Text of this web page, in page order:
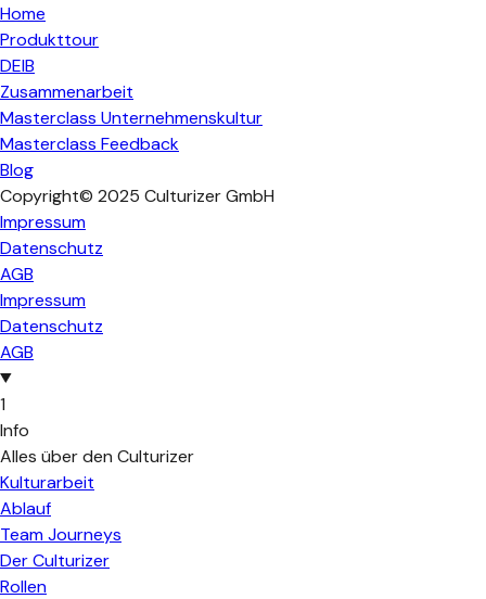
Home
Produkttour
DEIB
Zusammenarbeit
Masterclass Unternehmenskultur
Masterclass Feedback
Blog
Copyright© 2025 Culturizer GmbH
Impressum
Datenschutz
AGB
Impressum
Datenschutz
AGB
1
Info
Alles über den Culturizer
Kulturarbeit
Ablauf
Team Journeys
Der Culturizer
Rollen